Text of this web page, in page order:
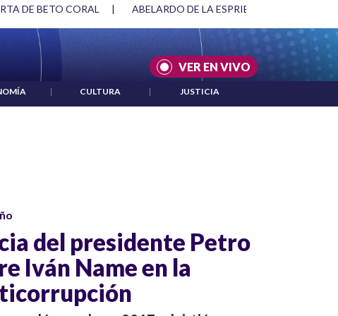
DE BETO CORAL | ABELARDO DE LA ESPRIELLA Y DMG
VER EN VIVO
| CULTURA | JUSTICIA
del presidente Petro
Iván Name en la